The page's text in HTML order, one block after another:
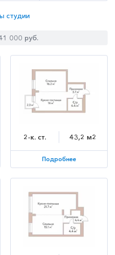
студии
000 руб.
2-к. ст. 43,2 м2
Подробнее